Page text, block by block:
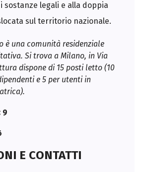
sostanze legali e alla doppia
sul territorio nazionale.
è una comunità residenziale
Si trova a Milano, in Via
dispone di 15 posti letto (10
e 5 per utenti in
9
E CONTATTI